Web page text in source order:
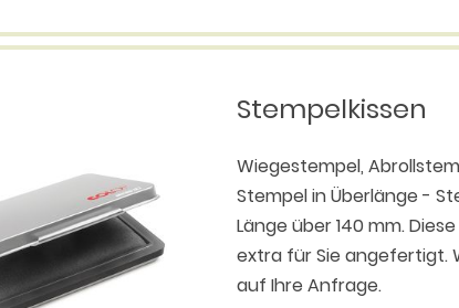
Stempelkissen
Wiegestempel,
Stempel in Überlänge -
Länge über 140 mm.
extra für Sie angefertigt.
auf Ihre Anfrage.